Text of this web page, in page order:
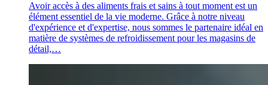
Avoir accès à des aliments frais et sains à tout moment est un
élément essentiel de la vie moderne. Grâce à notre niveau
d'expérience et d'expertise, nous sommes le partenaire idéal en
matière de systèmes de refroidissement pour les magasins de
détail,…